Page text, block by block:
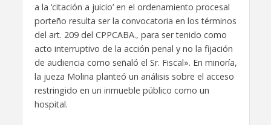
a la ‘citación a juicio’ en el ordenamiento procesal
porteño resulta ser la convocatoria en los términos
del art. 209 del CPPCABA., para ser tenido como
acto interruptivo de la acción penal y no la fijación
de audiencia como señaló el Sr. Fiscal». En minoría,
la jueza Molina planteó un análisis sobre el acceso
restringido en un inmueble público como un
hospital.